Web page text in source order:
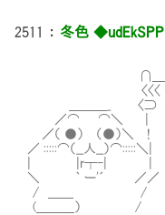
2511 ： 冬色
∩＿
〈〈〈
＿＿＿_ 〈⊃
／⌒ ⌒＼ |
／（ ●） （●）＼
／ :::::⌒（__人__）⌒:::::
| |r┬-| |
＼ ｀ ー'´ ／／ 城
/ ＿＿ /
(＿＿＿） /